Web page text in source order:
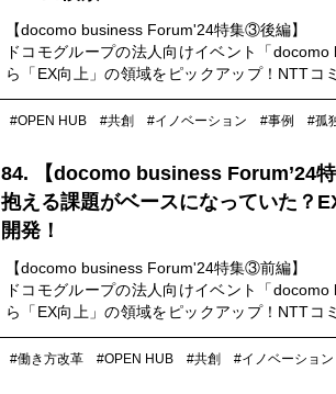
【docomo business Forum'24特集③後編】
ドコモグループの法人向けイベント「
ら「EX向上」の領域をピックアップ！NTTコ
働き方改革に迫ります。
#OPEN HUB #共創 #イノベーション #事例 #孤
84. 【docomo business Forum’24
抱える課題がベースになっていた？
開発！
【docomo business Forum'24特集③前編】
ドコモグループの法人向けイベント「
ら「EX向上」の領域をピックアップ！NTTコ
働き方改革に迫ります。
#働き方改革 #OPEN HUB #共創 #イノベーション